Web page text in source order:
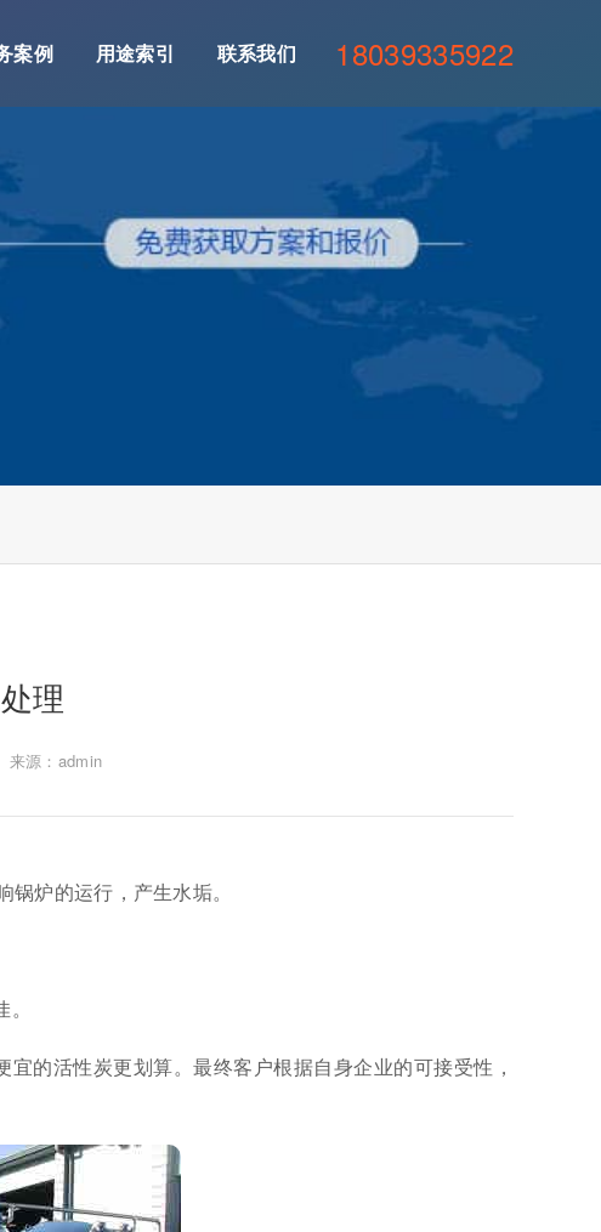
案例 用途索引 联系我们 18039335922
理
来源：admin
炉的运行，产生水垢。
的活性炭更划算。最终客户根据自身企业的可接受性，